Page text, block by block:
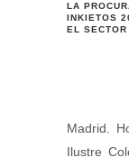
LA
INKIETOS
EL SECTOR
Madrid.
Ilustre